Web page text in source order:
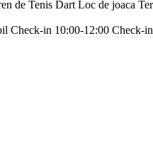
de Tenis Dart Loc de joaca
Check-in 10:00-12:00 Check-